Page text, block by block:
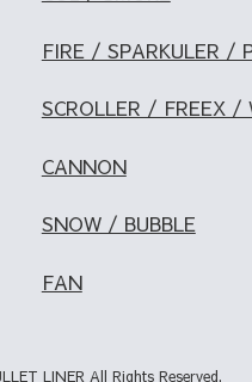
FIRE / SPARKULER /
SCROLLER / FREEX /
CANNON
SNOW / BUBBLE
FAN
LINER All Rights Reserved.